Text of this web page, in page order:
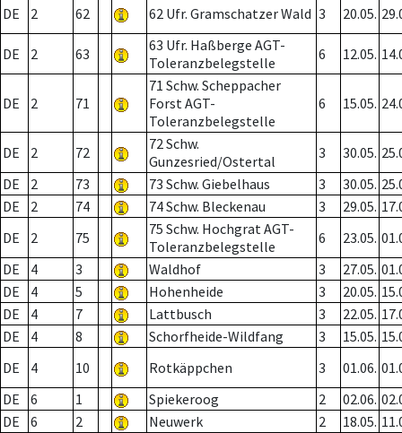
DE
2 62 62 Ufr. Gramschatzer Wald 3 20.05.
DE 2 63
63 Ufr. Haßberge AGT-
Toleranzbelegstelle
6 12.05.
DE 2 71
71 Schw. Scheppacher
Forst AGT-
Toleranzbelegstelle
6 15.05.
DE 2 72
72 Schw.
Gunzesried/Ostertal
3 30.05.
DE
2 73 73 Schw. Giebelhaus 3 30.05.
DE
2 74 74 Schw. Bleckenau 3 29.05.
DE
2 75
75 Schw. Hochgrat AGT-
Toleranzbelegstelle
6 23.05.
DE
4 3 Waldhof 3 27.05.
DE
4 5 Hohenheide 3 20.05.
DE
4 7 Lattbusch 3 22.05.
DE
4 8 Schorfheide-Wildfang 3 15.05.
DE
4 10 Rotkäppchen 3 01.06.
DE
6 1 Spiekeroog 2 02.06.
DE
6 2 Neuwerk 2 18.05.